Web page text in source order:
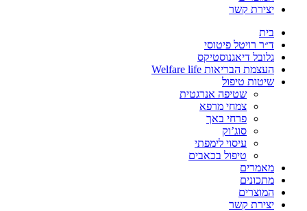
יצירת קשר
בית
ד״ר רויטל פיטוסי
גלובל דיאגנוסטיקס
העצמת הבריאות Welfare life
שיטות טיפול
שטיפה אנרגטית
צמחי מרפא
פרחי באך
סוג’וק
עיסוי לימפתי
טיפול בכאבים
מאמרים
מתכונים
המוצרים
יצירת קשר